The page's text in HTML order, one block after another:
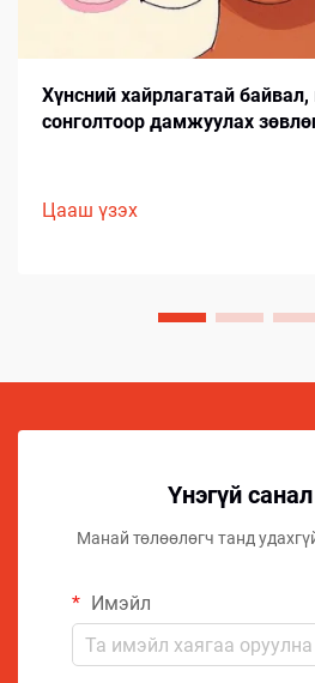
Хүнсний хайрлагатай
сонголтоор дамжуулах
Цааш үзэх
Үнэгүй
Манай төлөөлөгч танд
Имэйл